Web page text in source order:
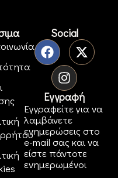
Social
Εγγραφή
Εγγραφείτε για να
λαμβάνετε
ενημερώσεις στο
e-mail σας και να
είστε πάντοτε
ενημερωμένοι